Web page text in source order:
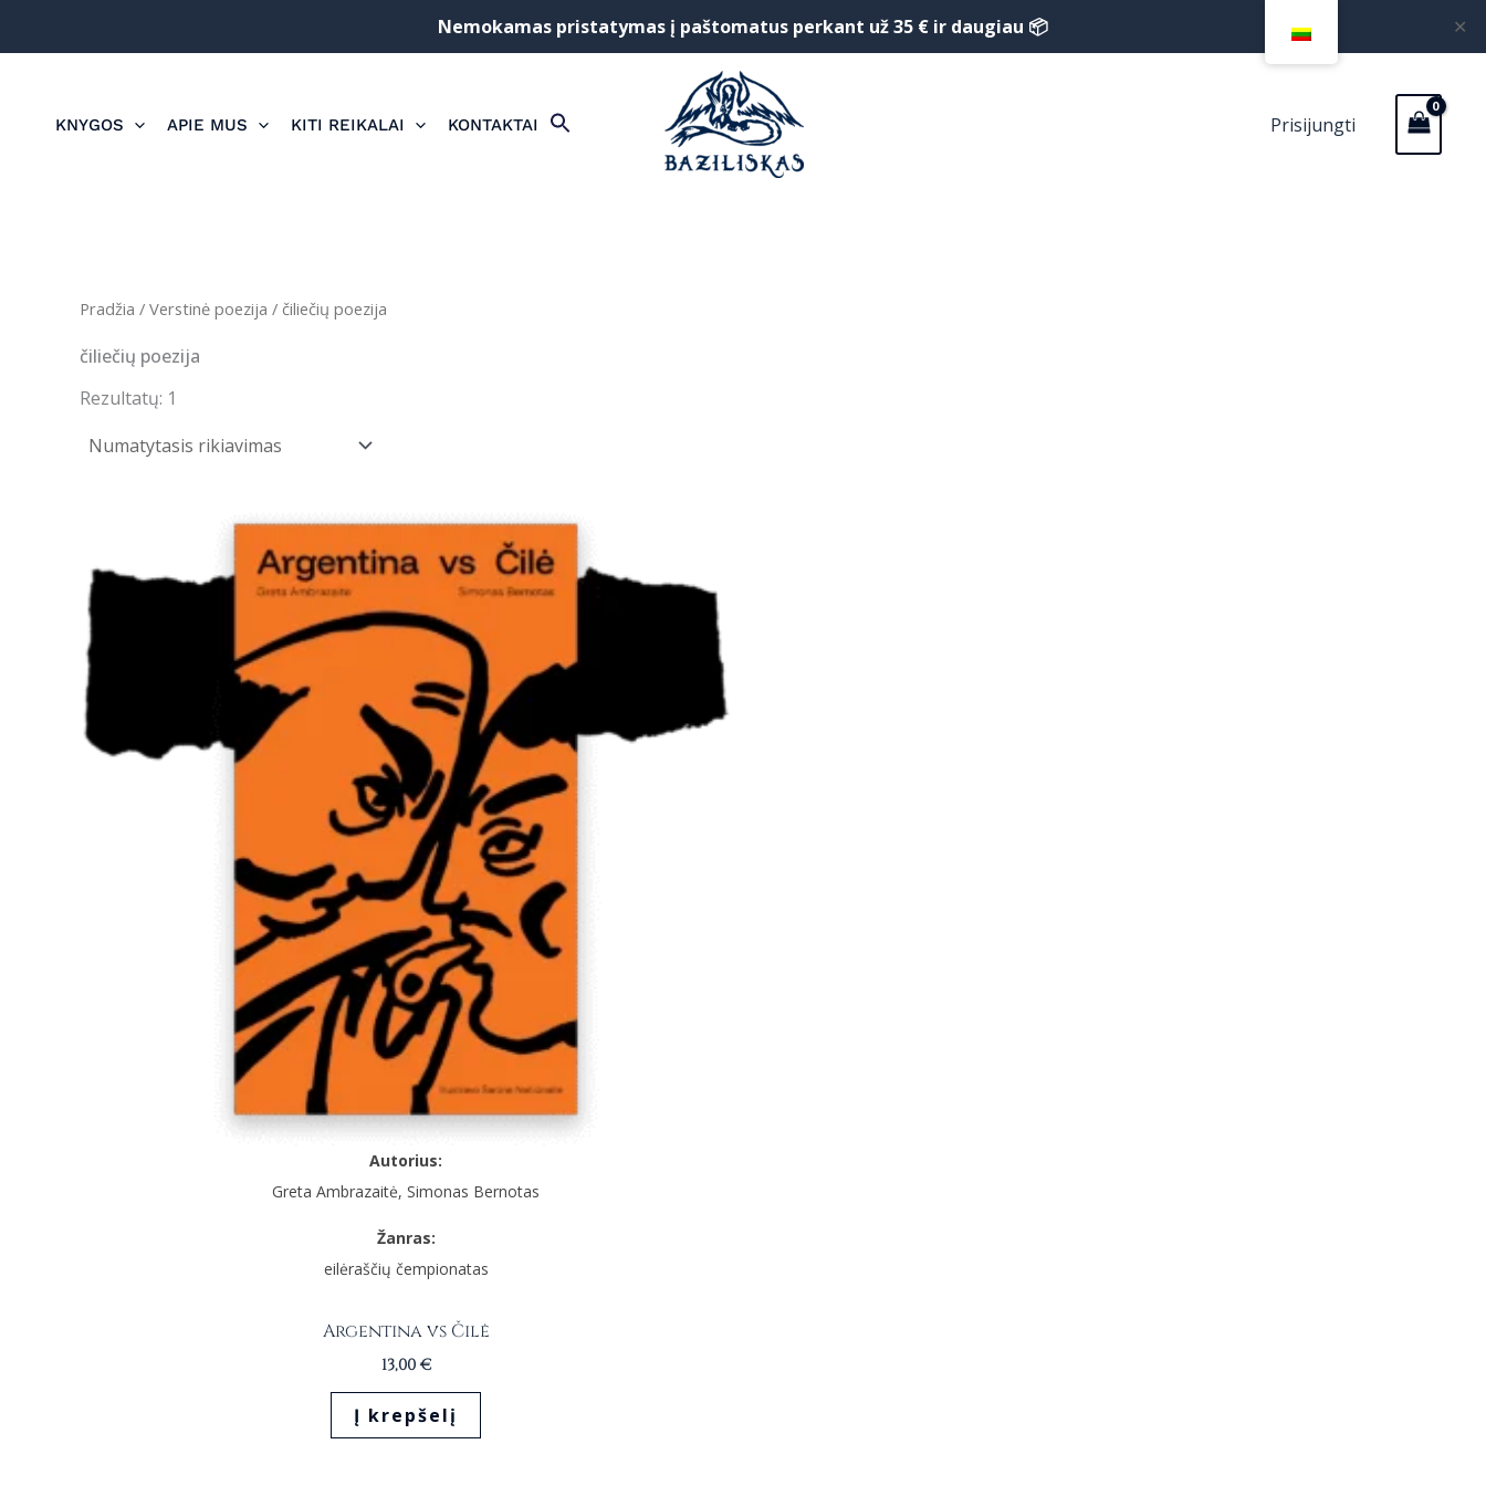
Nemokamas pristatymas į paštomatus perkant už 35 € ir daugiau 📦 ✕
KNYGOS APIE MUS KITI REIKALAI KONTAKTAI Prisijungti
Pradžia / Verstinė poezija / čiliečių poezija
čiliečių poezija
Rezultatų: 1
Autorius:
Greta Ambrazaitė, Simonas Bernotas
Žanras:
eilėraščių čempionatas
Argentina vs Čilė
13,00 €
Į krepšelį